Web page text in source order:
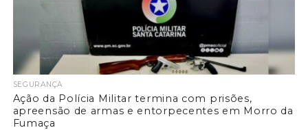
SEGURANÇA
Ação da Polícia Militar termina com prisões,
apreensão de armas e entorpecentes em Morro da
Fumaça